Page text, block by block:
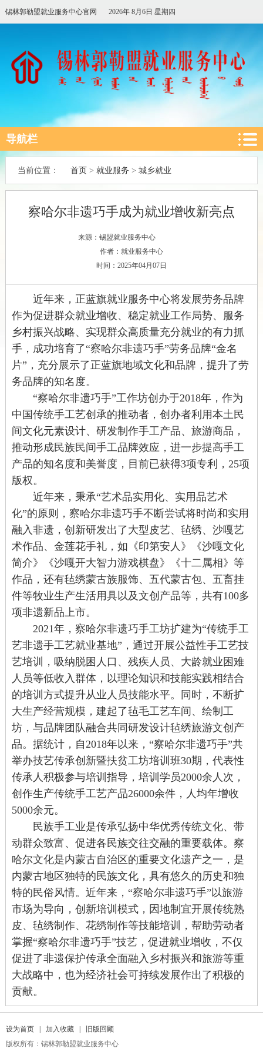
锡林郭勒盟就业服务中心官网 2026年 8月6日 星期四
导航栏
当前位置： 首页 > 就业服务 > 城乡就业
察哈尔非遗巧手成为就业增收新亮点
来源：锡盟就业服务中心
作者：就业服务中心
时间：2025年04月07日
近年来，正蓝旗就业服务中心将发展劳务品牌
作为促进群众就业增收、稳定就业工作局势、服务
乡村振兴战略、 实现群众高质量充分就业的有力抓
手，成功培育了“察哈尔非遗巧手”劳务品牌“金名
片”，充分展示了正蓝旗地域文化和品牌，提升了劳
务品牌的知名度。
“察哈尔非遗巧手”工作坊创办于2018年，作为
中国传统手工艺创承的推动者，创办者利用本土民
间文化元素设计、研发制作手工产品、旅游商品，
推动形成民族民间手工品牌效应，进一步提高手工
产品的知名度和美誉度，目前已获得3项专利，25项
版权。
近年来，秉承“艺术品实用化、实用品艺术
化”的原则，察哈尔非遗巧手不断尝试将时尚和实用
融入非遗，创新研发出了大型皮艺、毡绣、沙嘎艺
术作品、金莲花手礼，如《印第安人》《沙嘎文化
简介》《沙嘎开大智力游戏棋盘》《十二属相》等
作品 ，还有毡绣蒙古族服饰、五代蒙古包、五畜挂
件等牧业生产生活用具以及文创产品等，共有100多
项非遗新品上市。
2021年， 察哈尔非遗巧手工坊扩建为“传统手工
艺非遗手工艺就业基地”，通过开展公益性手工艺技
艺培训，吸纳脱困人口、残疾人员、大龄就业困难
人员等低收入群体，以理论知识和技能实践相结合
的培训方式提升从业人员技能水平。
同时，不断扩
大生产经营规模，建起了毡毛工艺车间、绘制工
坊，与品牌团队融合共同研发设计毡绣旅游文创产
品。据统计，自2018年以来，“察哈尔非遗巧手”共
举办技艺传承创新暨扶贫工坊培训班30期，代表性
传承人积极参与培训指导，培训学员2000余人次，
创作生产传统手工艺产品26000余件，人均年增收
5000余元。
民族手工业是传承弘扬中华优秀传统文化、带
动群众致富、促进各民族交往交融的重要载体。察
哈尔文化是内蒙古自治区的重要文化遗产之一，是
内蒙古地区独特的民族文化，具有悠久的历史和独
特的民俗风情。近年来，“察哈尔非遗巧手”以旅游
市场为导向，创新培训模式，因地制宜开展传统熟
皮、毡绣制作、花绣制作等技能培训，帮助劳动者
掌握“察哈尔非遗巧手”技艺，促进就业增收，不仅
促进了非遗保护传承全面融入乡村振兴和旅游等重
大战略中，也为经济社会可持续发展作出了积极的
贡献。
设为首页 加入收藏
旧版回顾
版权所有：锡林郭勒盟就业服务中心